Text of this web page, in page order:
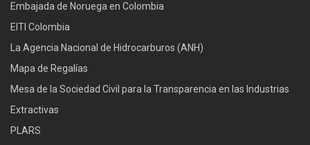
Embajada de Noruega en Colombia
EITI Colombia
La Agencia Nacional de Hidrocarburos (ANH)
Mapa de Regalías
Mesa de la Sociedad Civil para la Transparencia en las Industrias
Extractivas
PLARS